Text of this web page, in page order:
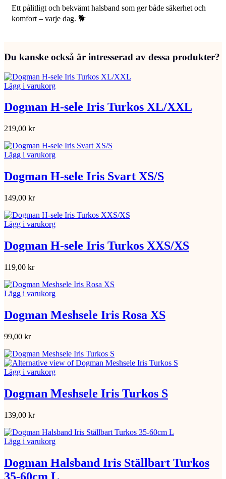
Ett pålitligt och bekvämt halsband som ger både säkerhet och
komfort – varje dag. 🐕
Du kanske också är intresserad av dessa produkter?
Lägg i varukorg
Dogman H-sele Iris Turkos XL/XXL
219,00 kr
Lägg i varukorg
Dogman H-sele Iris Svart XS/S
149,00 kr
Lägg i varukorg
Dogman H-sele Iris Turkos XXS/XS
119,00 kr
Lägg i varukorg
Dogman Meshsele Iris Rosa XS
99,00 kr
Lägg i varukorg
Dogman Meshsele Iris Turkos S
139,00 kr
Lägg i varukorg
Dogman Halsband Iris Ställbart Turkos
35-60cm L